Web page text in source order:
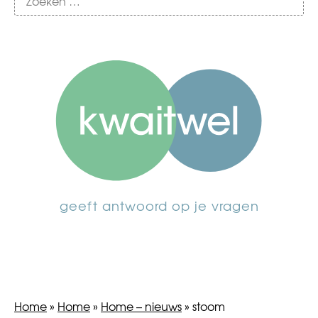
geeft antwoord op je vragen
Home» Home» Home – nieuws» stoom